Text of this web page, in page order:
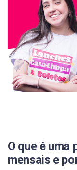
Passo a passo
gastos
Como utilizar a
finanças
Como usar o
organizar as
gastos mensais?
Como uma
O que é uma
mensais e